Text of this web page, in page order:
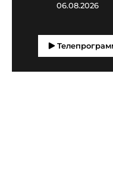
06.08.2026